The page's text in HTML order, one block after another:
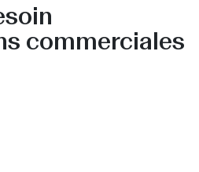
commerciales